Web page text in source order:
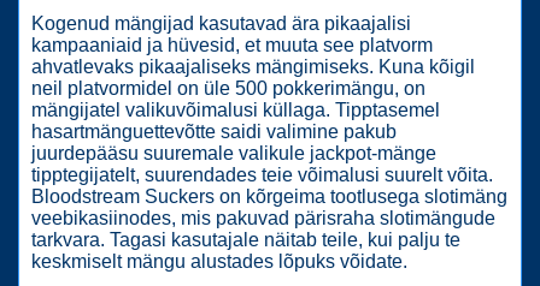
Kogenud mängijad kasutavad ära pikaajalisi
kampaaniaid ja hüvesid, et muuta see platvorm
ahvatlevaks pikaajaliseks mängimiseks. Kuna kõigil
neil platvormidel on üle 500 pokkerimängu, on
mängijatel valikuvõimalusi küllaga. Tipptasemel
hasartmänguettevõtte saidi valimine pakub
juurdepääsu suuremale valikule jackpot-mänge
tipptegijatelt, suurendades teie võimalusi suurelt võita.
Bloodstream Suckers on kõrgeima tootlusega slotimäng
veebikasiinodes, mis pakuvad pärisraha slotimängude
tarkvara. Tagasi kasutajale näitab teile, kui palju te
keskmiselt mängu alustades lõpuks võidate.